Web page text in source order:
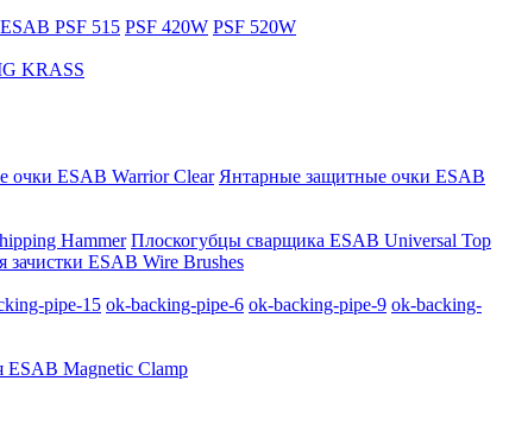
ESAB PSF 515 PSF 420W PSF 520W
KRASS
очки ESAB Warrior Clear Янтарные защитные очки ESAB
Hammer Плоскогубцы сварщика ESAB Universal Top
зачистки ESAB Wire Brushes
pipe-15 ok-backing-pipe-6 ok-backing-pipe-9 ok-backing-
ESAB Magnetic Clamp